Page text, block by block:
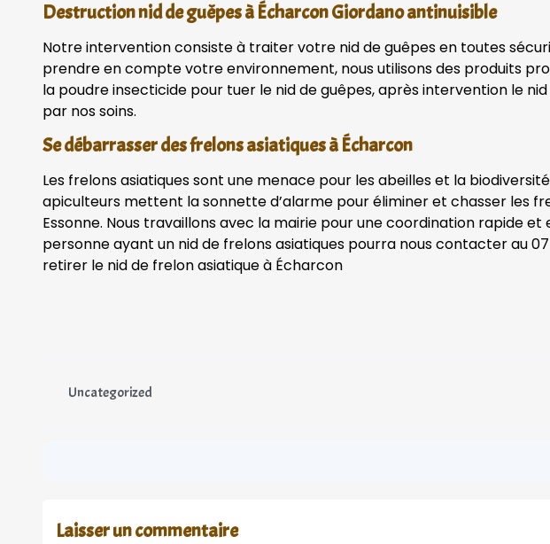
Destruction nid de guêpes à Écharcon Giordano antinuisible
Notre intervention consiste à traiter votre nid de guêpes en toutes
prendre en compte votre environnement, nous utilisons des produits
la poudre insecticide pour tuer le nid de guêpes, après intervention le
par nos soins.
Se débarrasser des frelons asiatiques à Écharcon
Les frelons asiatiques sont une menace pour les abeilles et la
apiculteurs mettent la sonnette d’alarme pour éliminer et chasser les
Essonne. Nous travaillons avec la mairie pour une coordination rapide
personne ayant un nid de frelons asiatiques pourra nous contacter au
retirer le nid de frelon asiatique à Écharcon
Uncategorized
Laisser un commentaire